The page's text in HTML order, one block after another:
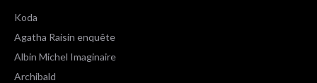
Koda
Agatha Raisin enquête
Albin Michel Imaginaire
Archibald